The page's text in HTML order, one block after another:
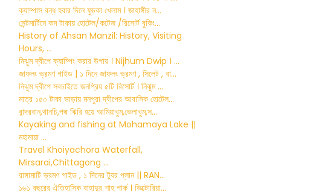
ক্যাম্পাস বন্ধ হবার দিনে ফুচকা খেলাম । জাহাঙ্গীর ন...
সেন্টমার্টিনে কম টাকায় হোটেল/কটেজ /রিসোর্ট বুকিং...
History of Ahsan Manzil: History, Visiting
Hours, ...
নিঝুম দ্বীপে ক্যাম্পিং করার উপায় । Nijhum Dwip । ...
জাফলং ভ্রমণ গাইড | ১ দিনে জাফলং ভ্রমণ , সিলেট , বা...
নিঝুম দ্বীপে সবচাইতে জনপ্রিয় ৫টি রিসোর্ট । নিঝুম ...
মাত্র ১৫০ টাকা ভাড়ায় মনপুরা দ্বীপের আবাসিক হোটেল...
বান্দরবান,থানচি,পদ্ম ঝিরি হয়ে আমিয়াখুম,ভেলাখুম,স...
Kayaking and fishing at Mohamaya Lake ||
মহামায়া ...
Travel Khoiyachora Waterfall,
Mirsarai,Chittagong ...
রাঙ্গামাটি ভ্রমণ গাইড , ১ দিনের ট্যুর প্লান || RAN...
১৬১ বছরের ঐতিহাসিক বাহাদুর শাহ পার্ক । ভিক্টোরিয়া...